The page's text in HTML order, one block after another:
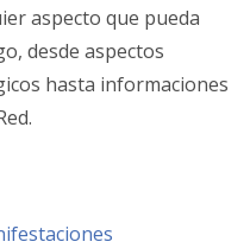
aspecto que pueda
desde aspectos
hasta informaciones